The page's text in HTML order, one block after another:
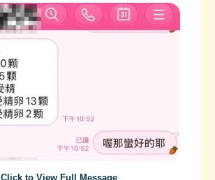
Click to View Full Message